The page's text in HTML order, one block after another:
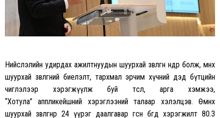
Нийслэлийн удирдах ажилтнуудын шуурхай зөвлөгөөн өнөөдөр болж, өмнөх
шуурхай зөвлөгөөний биелэлт, тархмал эрчим хүчний дэд бүтцийн
чиглэлээр хэрэгжүүлж буй төсөл, арга хэмжээ,
“Хотула”аппликейшний хэрэглээний талаар хэлэлцэв. Өмнөх
шуурхай зөвлөгөөнөөр 24 үүрэг даалгавар өгсөн бөгөөд хэрэгжилт 80.3